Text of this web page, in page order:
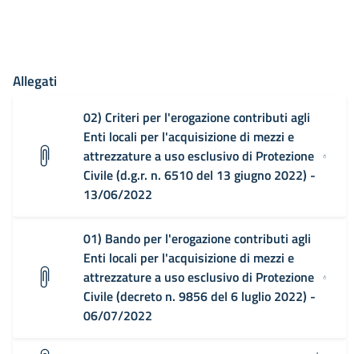
Allegati
02) Criteri per l'erogazione contributi agli
Enti locali per l'acquisizione di mezzi e
attrezzature a uso esclusivo di Protezione
Civile (d.g.r. n. 6510 del 13 giugno 2022) -
13/06/2022
01) Bando per l'erogazione contributi agli
Enti locali per l'acquisizione di mezzi e
attrezzature a uso esclusivo di Protezione
Civile (decreto n. 9856 del 6 luglio 2022) -
06/07/2022